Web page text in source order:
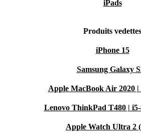
iPads
Produits vedettes
iPhone 15
Samsung Galaxy
Apple MacBook Air 2020 |
Lenovo ThinkPad T480 |
Apple Watch Ultra 2